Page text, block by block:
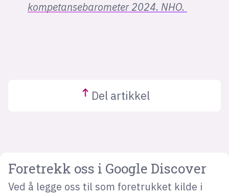
kompetansebarometer 2024. NHO.
Del artikkel
Foretrekk oss i Google Discover
Ved å legge oss til som foretrukket kilde i